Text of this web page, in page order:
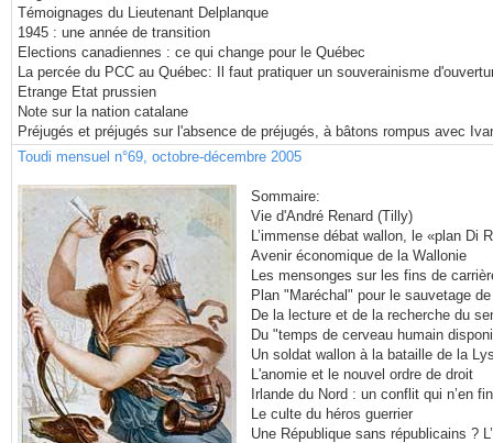
Témoignages du Lieutenant Delplanque
1945 : une année de transition
Elections canadiennes : ce qui change pour le Québec
La percée du PCC au Québec: Il faut pratiquer un souverainisme
Etrange Etat prussien
Note sur la nation catalane
Préjugés et préjugés sur l'absence de préjugés, à bâtons rompus avec
Toudi mensuel n°69, octobre-décembre 2005
Sommaire:
Vie d'André Renard (Tilly)
L’immense débat wallon, le «plan Di
Avenir économique de la Wallonie
Les mensonges sur les fins de
Plan "Maréchal" pour le sauvetage
De la lecture et de la recherche du
Du "temps de cerveau humain
Un soldat wallon à la bataille de la
L'anomie et le nouvel ordre de droit
Irlande du Nord : un conflit qui n’en
Le culte du héros guerrier
Une République sans républicains ?